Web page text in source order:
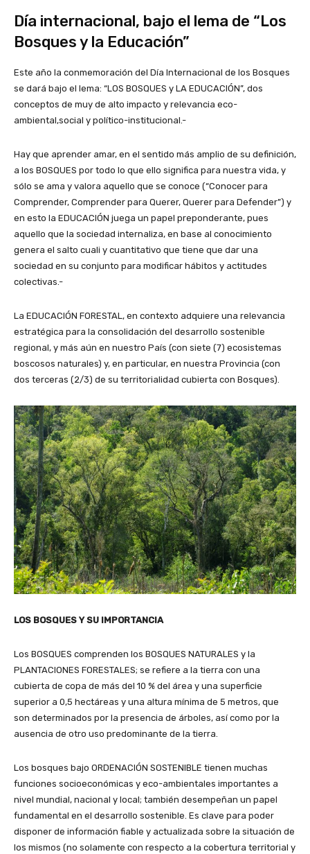
Día internacional, bajo el lema de “Los
Bosques y la Educación”
Este año la conmemoración del Día Internacional de los Bosques
se dará bajo el lema: “LOS BOSQUES y LA EDUCACIÓN”, dos
conceptos de muy de alto impacto y relevancia eco-
ambiental,social y político-institucional.-
Hay que aprender amar, en el sentido más amplio de su definición,
a los BOSQUES por todo lo que ello significa para nuestra vida, y
sólo se ama y valora aquello que se conoce (“Conocer para
Comprender, Comprender para Querer, Querer para Defender”) y
en esto la EDUCACIÓN juega un papel preponderante, pues
aquello que la sociedad internaliza, en base al conocimiento
genera el salto cuali y cuantitativo que tiene que dar una
sociedad en su conjunto para modificar hábitos y actitudes
colectivas.-
La EDUCACIÓN FORESTAL, en contexto adquiere una relevancia
estratégica para la consolidación del desarrollo sostenible
regional, y más aún en nuestro País (con siete (7) ecosistemas
boscosos naturales) y, en particular, en nuestra Provincia (con
dos terceras (2/3) de su territorialidad cubierta con Bosques).
LOS BOSQUES Y SU IMPORTANCIA
Los BOSQUES comprenden los BOSQUES NATURALES y la
PLANTACIONES FORESTALES; se refiere a la tierra con una
cubierta de copa de más del 10 % del área y una superficie
superior a 0,5 hectáreas y una altura mínima de 5 metros, que
son determinados por la presencia de árboles, así como por la
ausencia de otro uso predominante de la tierra.
Los bosques bajo ORDENACIÓN SOSTENIBLE tienen muchas
funciones socioeconómicas y eco-ambientales importantes a
nivel mundial, nacional y local; también desempeñan un papel
fundamental en el desarrollo sostenible. Es clave para poder
disponer de información fiable y actualizada sobre la situación de
los mismos (no solamente con respecto a la cobertura territorial y